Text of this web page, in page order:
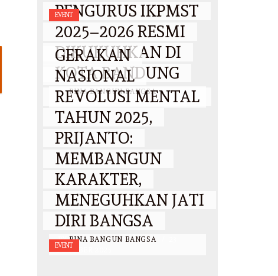
PENGURUS IKPMST
2025–2026 RESMI
DIKUKUHKAN DI
KOTA BANDUNG
BY BINA BANGUN BANGSA /
25
OKTOBER 2025
EVENT
GERAKAN
NASIONAL
REVOLUSI MENTAL
TAHUN 2025,
PRIJANTO:
MEMBANGUN
KARAKTER,
MENEGUHKAN JATI
DIRI BANGSA
BY BINA BANGUN BANGSA
OKTOBER 2025
EVENT